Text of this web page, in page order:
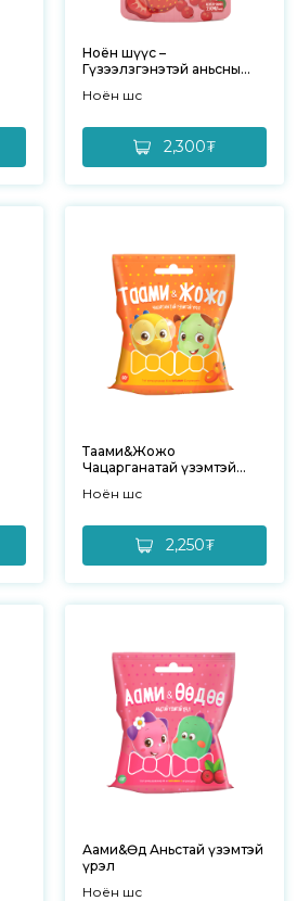
Ноён шүүс –
Гүзээлзгэнэтэй аньсны
Ноён шүүс
2,300₮
Таами&Жожо
Чацарганатай үзэмтэй
Ноён шүүс
2,250₮
Аами&Өөдөө Аньстай үзэмтэй
үрэл
Ноён шүүс